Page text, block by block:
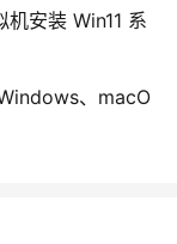
安装 Win11 系
、macO